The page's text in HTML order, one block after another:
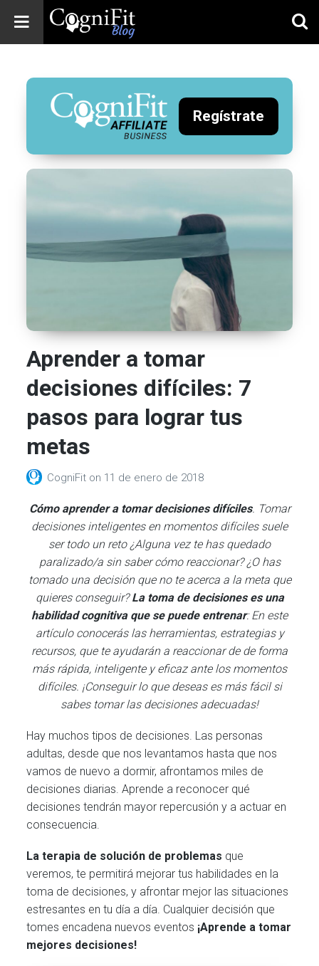
Blog: Brain
Health
News
Brain Training,
Mental Health, and
Wellness
Regístrate
Aprender a tomar
decisiones difíciles: 7
pasos para lograr tus
metas
CogniFit on 11 de enero de 2018
Cómo aprender a tomar decisiones difíciles. Tomar
decisiones inteligentes en momentos difíciles suele
ser todo un reto ¿Alguna vez te has quedado
paralizado/a sin saber cómo reaccionar? ¿O has
tomado una decisión que no te acerca a la meta que
quieres conseguir?La toma de decisiones es una
habilidad cognitiva que se puede entrenar: En este
artículo conocerás las herramientas, estrategias y
recursos, que te ayudarán a reaccionar de de forma
más rápida, inteligente y eficaz ante los momentos
difíciles. ¡Conseguir lo que deseas es más fácil si
sabes tomar las decisiones adecuadas!
Hay muchos tipos de decisiones. Las personas
adultas, desde que nos levantamos hasta que nos
vamos de nuevo a dormir, afrontamos miles de
decisiones diarias. Aprende a reconocer qué
decisiones tendrán mayor repercusión y a actuar en
consecuencia.
La terapia de solución de problemas que
veremos, te permitirá mejorar tus habilidades en la
toma de decisiones, y afrontar mejor las situaciones
estresantes en tu día a día. Cualquier decisión que
tomes encadena nuevos eventos ¡Aprende a tomar
mejores decisiones!